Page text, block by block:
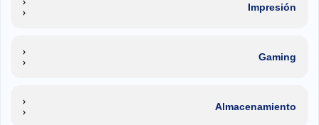
Impresión
Gaming
Almacenamiento